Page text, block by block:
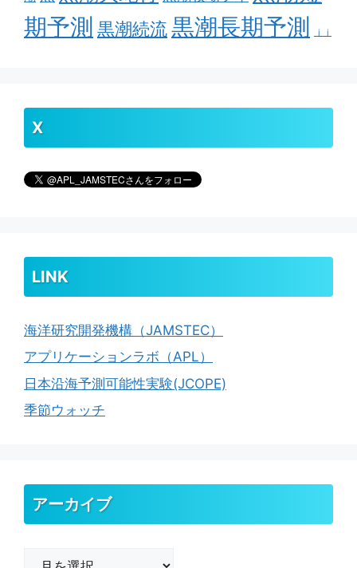
期予測 黒潮続流黒潮長期予測 ｊｊ
X
LINK
海洋研究開発機構（JAMSTEC）
アプリケーションラボ（APL）
日本沿海予測可能性実験(JCOPE)
季節ウォッチ
アーカイブ